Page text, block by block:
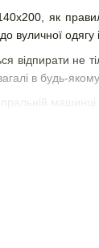
як
до вуличної
відпирати не
в будь-
машинці